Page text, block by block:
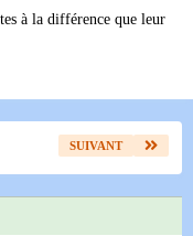
à la différence que leur
SUIVANT